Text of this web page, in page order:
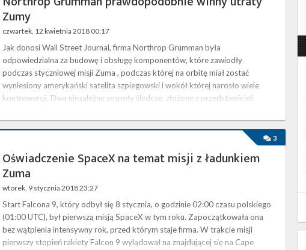
Zumy
czwartek, 12 kwietnia 2018 00:17
Jak donosi Wall Street Journal, firma Northrop Grumman była
odpowiedzialna za budowę i obsługę komponentów, które zawiodły
podczas styczniowej misji Zuma , podczas której na orbitę miał zostać
wyniesiony amerykański satelita szpiegowski i wokół której narosło wiele
kontrowersji. Dwa niezależne zespoły śledcze, złożone z przedstawicieli
należący do firmy Northrop Grumman adapter jako przyczynę utraty
3
Oświadczenie SpaceX na temat misji z ładunkiem
Zuma
wtorek, 9 stycznia 2018 23:27
Start Falcona 9, który odbył się 8 stycznia, o godzinie 02:00 czasu polskiego
(01:00 UTC), był pierwszą misją SpaceX w tym roku. Zapoczątkowała ona
bez wątpienia intensywny rok, przed którym staje firma. W trakcie misji
pierwszy stopień rakiety Falcon 9 wylądował na znajdującej się na Cape